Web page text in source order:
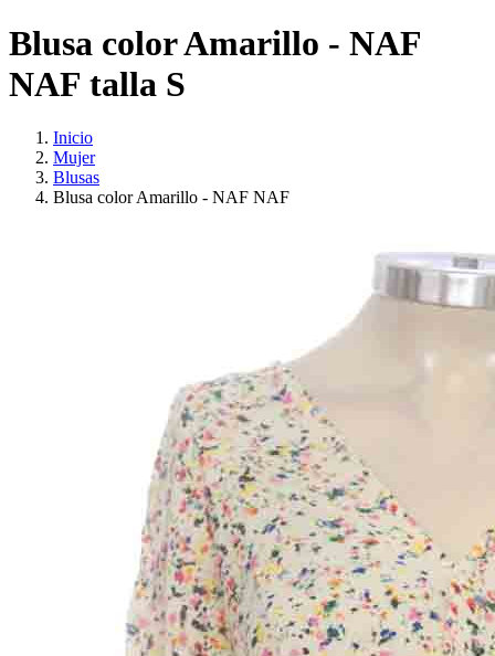
Blusa color Amarillo - NAF
NAF talla S
Inicio
Mujer
Blusas
Blusa color Amarillo - NAF NAF